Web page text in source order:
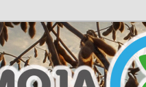
pomorskim i wielkopolskim –